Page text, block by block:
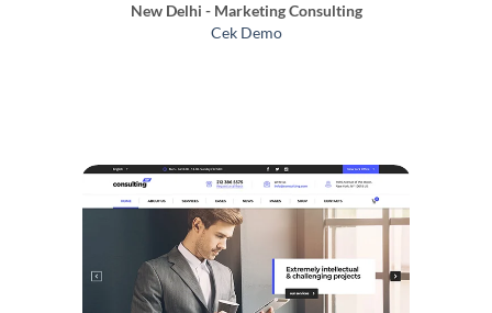
New Delhi - Marketing Consulting
Cek Demo